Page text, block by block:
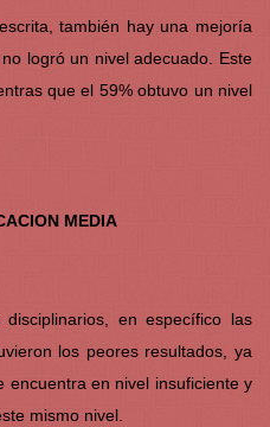
también hay una mejoría
logró un nivel adecuado. Este
que el 59% obtuvo un nivel
MEDIA
en específico las
los peores resultados, ya
encuentra en nivel insuficiente y
mismo nivel.